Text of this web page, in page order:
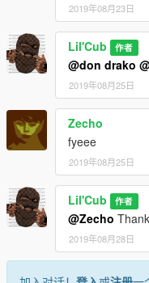
2019年08月23日
Lil'Cub 作者
@don drako
2019年08月25日
Zecho
fyeee
2019年08月25日
Lil'Cub 作者
@Zecho
2019年08月28日